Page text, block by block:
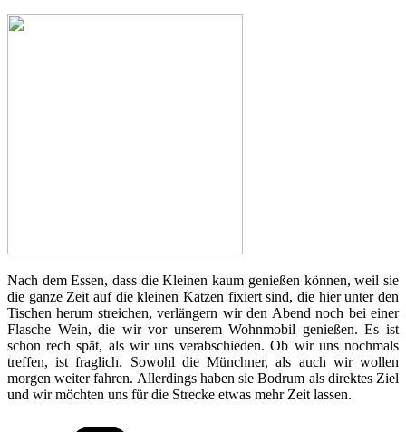
Nach dem Essen, dass die Kleinen kaum genießen können, weil sie
die ganze Zeit auf die kleinen Katzen fixiert sind, die hier unter den
Tischen herum streichen, verlängern wir den Abend noch bei einer
Flasche Wein, die wir vor unserem Wohnmobil genießen. Es ist
schon rech spät, als wir uns verabschieden. Ob wir uns nochmals
treffen, ist fraglich. Sowohl die Münchner, als auch wir wollen
morgen weiter fahren. Allerdings haben sie Bodrum als direktes Ziel
und wir möchten uns für die Strecke etwas mehr Zeit lassen.